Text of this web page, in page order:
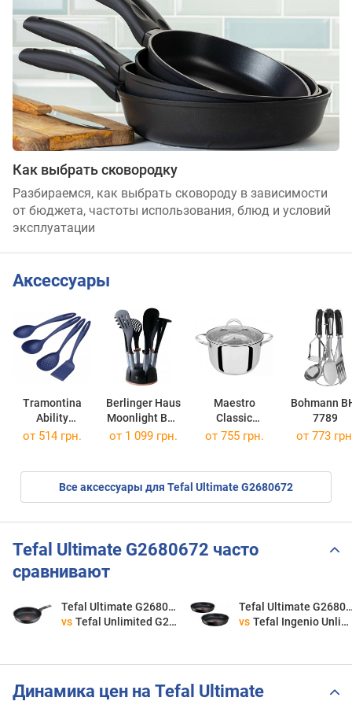
Как выбрать сковородку
Разбираемся, как выбрать сковороду в зависимости
от бюджета, частоты использования, блюд и условий
эксплуатации
Аксессуары
Tramontina
Ability
25199/001
Berlinger Haus
Moonlight BH-
6242
Maestro
Classic
MR3519-20
Bohmann
7789
от 514 грн. от 1 099 грн. от 755 грн. от 773
Все аксессуары для Tefal Ultimate G2680672
Tefal Ultimate G2680672 часто
сравнивают
Tefal Ultimate G2680672
vs Tefal Unlimited G2550472
Tefal
vs Tefal Ingenio Unlimited L7638942
Динамика цен на Tefal Ultimate